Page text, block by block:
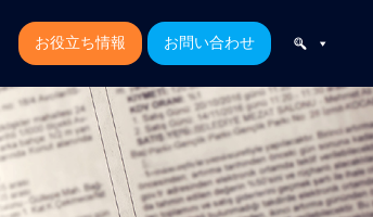
お役立ち情報 お問い合わせ